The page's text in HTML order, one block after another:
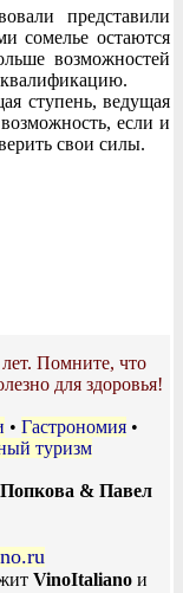
представили
сомелье остаются
возможностей
ступень, ведущая
если и
свои силы.
Помните, что
для здоровья!
• Гастрономия •
туризм
& Павел
VinoItalianoи